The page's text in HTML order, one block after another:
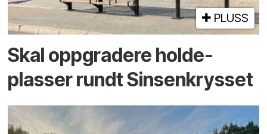
PLUSS
Skal oppgradere holde­
plasser rundt Sinsenkrysset